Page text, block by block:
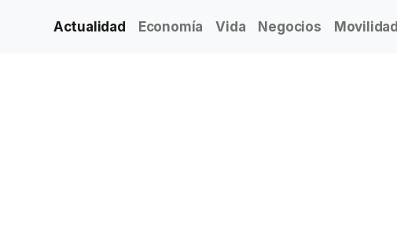
Actualidad Economía Vida Negocios Movilidad